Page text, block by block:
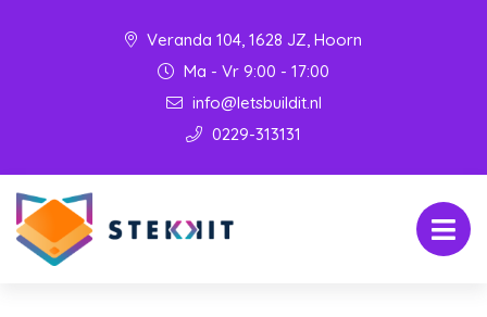
Veranda 104, 1628 JZ, Hoorn
Ma - Vr 9:00 - 17:00
info@letsbuildit.nl
0229-313131